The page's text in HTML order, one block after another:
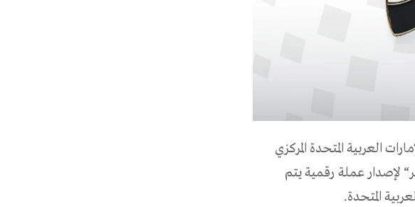
العربية المتحدة المركزي
لإصدار عملة رقمية يتم
المتحدة.